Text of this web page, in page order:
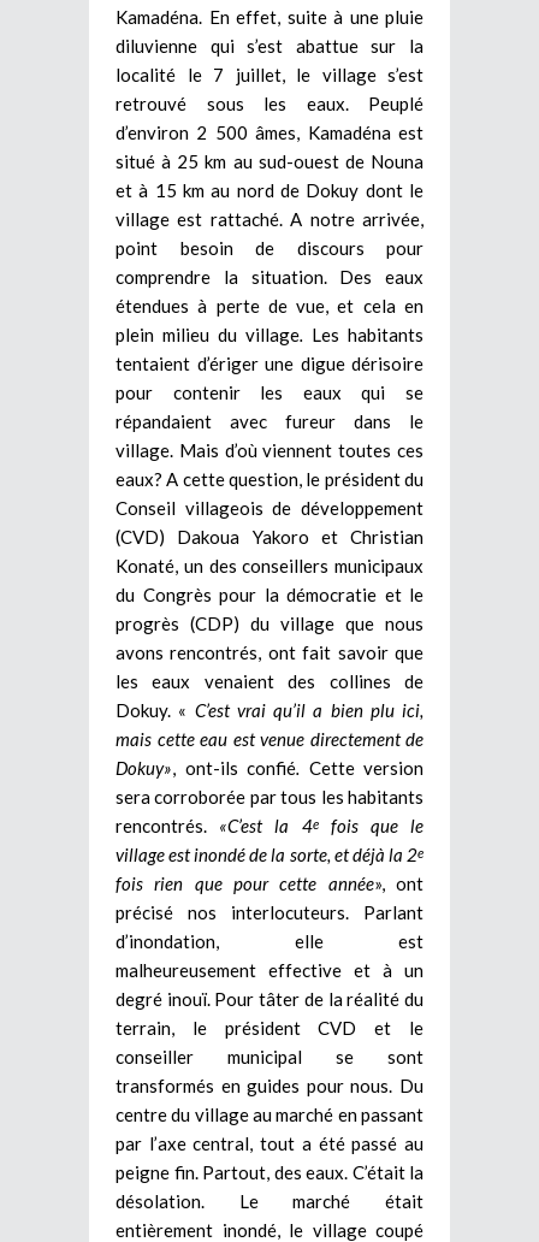
Kamadéna. En effet, suite à une pluie
diluvienne qui s’est abattue sur la
localité le 7 juillet, le village s’est
retrouvé sous les eaux. Peuplé
d’environ 2 500 âmes, Kamadéna est
situé à 25 km au sud-ouest de Nouna
et à 15 km au nord de Dokuy dont le
village est rattaché. A notre arrivée,
point besoin de discours pour
comprendre la situation. Des eaux
étendues à perte de vue, et cela en
plein milieu du village
Les habitants
tentaient d’ériger une digue dérisoire
pour contenir les eaux qui se
répandaient avec fureur dans le
village. Mais d’où viennent toutes ces
eaux? A cette question, le président du
Conseil villageois de développement
(CVD) Dakoua Yakoro et Christian
Konaté, un des conseillers municipaux
du Congrès pour la démocratie et le
progrès (CDP) du village que nous
avons rencontrés, ont fait savoir que
les eaux venaient des collines de
Dokuy. « C’est vrai qu’il a bien plu ici,
mais cette eau est venue directement de
Dokuy» , ont-ils confié
Cette version
sera corroborée par tous les habitants
rencontrés. «C’est la 4efois que le
village est inondé de la sorte, et déjà la 2e
fois rien que pour cette année», ont
précisé nos interlocuteurs. Parlant
d’inondation, elle est
malheureusement effective et à un
degré inouï. Pour tâter de la réalité du
terrain, le président CVD et le
conseiller municipal se sont
transformés en guides pour nous. Du
centre du village au marché en passant
par l’axe central, tout a été passé au
peigne fin. Partout, des eaux. C’était la
désolation. Le marché était
entièrement inondé, le village coupé